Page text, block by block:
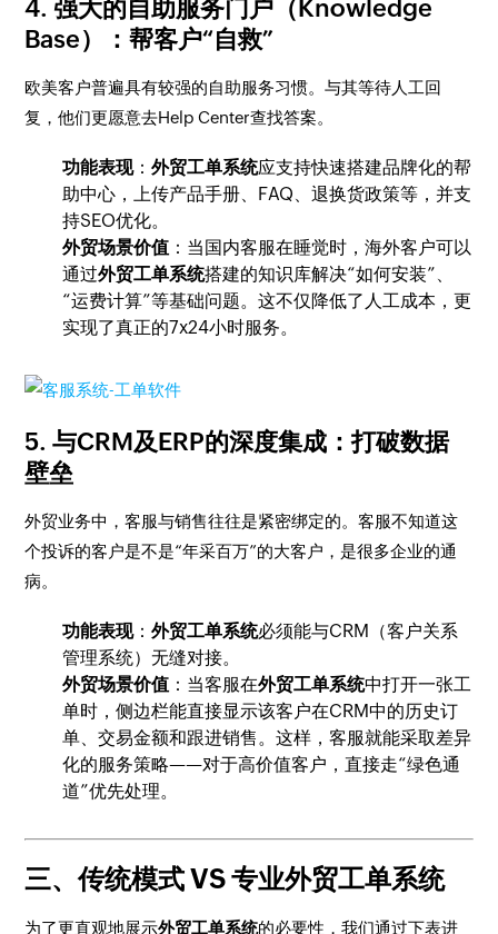
4. 强大的自助服务门户（Knowledge
Base）：帮客户“自救”
欧美客户普遍具有较强的自助服务习惯。与其等待人工回
复，他们更愿意去Help Center查找答案。
功能表现：外贸工单系统应支持快速搭建品牌化的帮
助中心，上传产品手册、FAQ、退换货政策等，并支
持SEO优化。
外贸场景价值 ：当国内客服在睡觉时，海外客户可以
通过外贸工单系统搭建的知识库解决“如何安装”、
“运费计算”等基础问题。这不仅降低了人工成本，更
实现了真正的7x24小时服务。
5. 与CRM及ERP的深度集成：打破数据
壁垒
外贸业务中，客服与销售往往是紧密绑定的。客服不知道这
个投诉的客户是不是“年采百万”的大客户，是很多企业的通
病。
功能表现：外贸工单系统必须能与CRM（客户关系
管理系统）无缝对接。
外贸场景价值 ：当客服在外贸工单系统中打开一张工
单时，侧边栏能直接显示该客户在CRM中的历史订
单、交易金额和跟进销售。这样，客服就能采取差异
化的服务策略——对于高价值客户，直接走“绿色通
道”优先处理。
三、传统模式 VS 专业外贸工单系统
为了更直观地展示外贸工单系统的必要性，我们通过下表进